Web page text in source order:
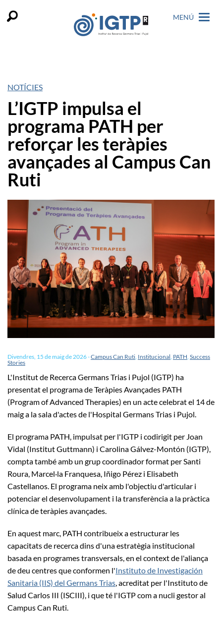
MENÚ
NOTÍCIES
L’IGTP impulsa el
programa PATH per
reforçar les teràpies
avançades al Campus Can
Ruti
Divendres, 15 de maig de 2026-Campus Can Ruti Institucional PATH Success
Stories
L'Institut de Recerca Germans Trias i Pujol (IGTP) ha
presentat el programa de Teràpies Avançades PATH
(Program of Advanced Therapies) en un acte celebrat el 14 de
maig a la sala d'actes de l'Hospital Germans Trias i Pujol.
El programa PATH, impulsat per l'IGTP i codirigit per Joan
Vidal (Institut Guttmann) i Carolina Gálvez-Montón (IGTP),
compta també amb un grup coordinador format per Santi
Roura, Marcel·la Franquesa, Iñigo Pérez i Elisabeth
Castellanos. El programa neix amb l'objectiu d'articular i
potenciar el desenvolupament i la transferència a la pràctica
clínica de teràpies avançades.
En aquest marc, PATH contribueix a estructurar les
capacitats de recerca dins d'una estratègia institucional
basada en programes transversals, en el context de l'aliança
de deu centres que conformen l'Instituto de Investigación
Sanitaria (IIS) del Germans Trias, acreditat per l'Instituto de
Salud Carlos III (ISCIII), i que té l'IGTP com a nucli gestor al
Campus Can Ruti.